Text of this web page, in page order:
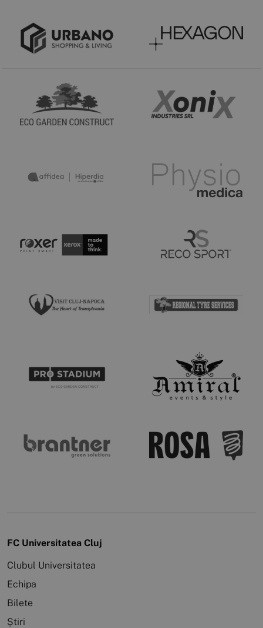
FC Universitatea Cluj
Clubul Universitatea
Echipa
Bilete
Știri